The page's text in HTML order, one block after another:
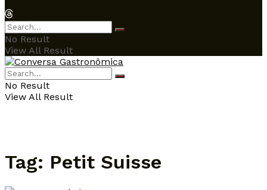
No Result
View All Result
No Result
View All Result
Tag: Petit Suisse